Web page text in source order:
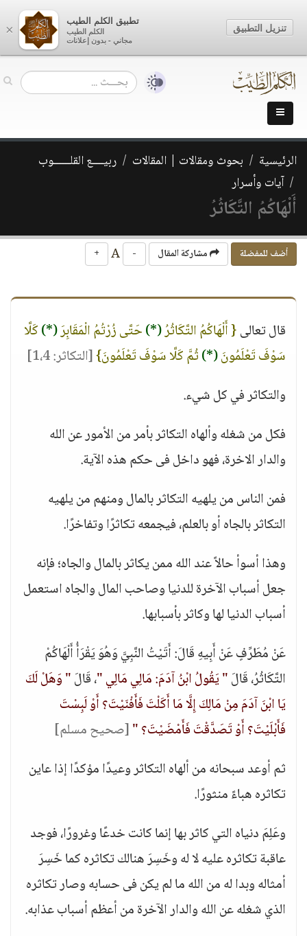
الرئيسية بحوث ومقالات | المقالات
ربيــــع القلــــــوب
آيات وأسرار
أَلْهَاكُمُ التَّكَاثُرُ
أضف للمفضلة مشاركة المقال -
+
قال تعالى{ أَلْهَاكُمُ التَّكَاثُرُ(*)حَتَّى زُرْتُمُ الْمَقَابِرَ(*)كَلَّا
سَوْفَ تَعْلَمُونَ(*)ثُمَّ كَلَّا سَوْفَ تَعْلَمُونَ}[التكاثر: 1،4]
والتكاثر في كل شيء.
فكل من شغله وألهاه التكاثر بأمر من الأمور عن الله
والدار الاخرة، فهو داخل فى حكم هذه الآية.
فمن الناس من يلهيه التكاثر بالمال ومنهم من يلهيه
التكاثر بالجاه أو بالعلم، فيجمعه تكاثرًا وتفاخرًا.
وهذا أسوأ حالاً عند الله ممن يكاثر بالمال والجاه؛ فإنه
جعل أسباب الآخرة للدنيا وصاحب المال والجاه استعمل
أسباب الدنيا لها وكاثر بأسبابها.
عَنْ مُطَرِّفٍ عَنْ أَبِيهِ قَالَ: أَتَيْتُ النَّبِيَّ وَهُوَ يَقْرَأُ أَلْهَاكُمْ
التَّكَاثُرُ، قَالَ" يَقُولُ ابْنُ آدَمَ: مَالِي مَالِي "، قَالَ" وَهَلْ لَكَ
يَا ابْنَ آدَمَ مِنْ مَالِكَ إِلَّا مَا أَكَلْتَ فَأَفْنَيْتَ؟ أَوْ لَبِسْتَ
فَأَبْلَيْتَ؟ أَوْ تَصَدَّقْتَ فَأَمْضَيْتَ؟ "[صحيح مسلم]
ثم أوعد سبحانه من ألهاه التكاثر وعيدًا مؤكدًا إذا عاين
تكاثره هباءً منثورًا.
وعَلِمَ دنياه التي كاثر بها إنما كانت خدعًا وغرورًا، فوجد
عاقبة تكاثره عليه لا له وخَسِرَ هنالك تكاثره كما خَسِرَ
أمثاله وبدا له من الله ما لم يكن فى حسابه وصار تكاثره
الذي شغله عن الله والدار الآخرة من أعظم أسباب عذابه.
×
تطبيق الكلم الطيب
الكلم الطيب
مجاني - بدون إعلانات
تنزيل التطبيق